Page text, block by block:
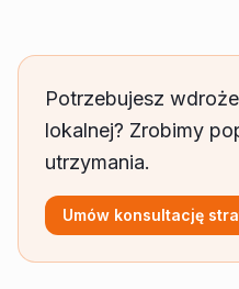
Potrzebujesz
lokalnej? Zrobimy
utrzymania.
Umów konsultację